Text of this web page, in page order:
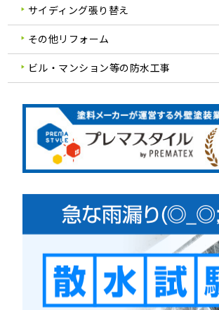
サイディング張り替え
その他リフォーム
ビル・マンション等の防水工事